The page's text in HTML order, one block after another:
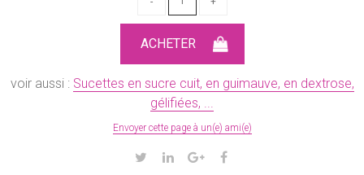
voir aussi : Sucettes en sucre cuit, en guimauve, en dextrose,
gélifiées, ...
Envoyer cette page à un(e) ami(e)